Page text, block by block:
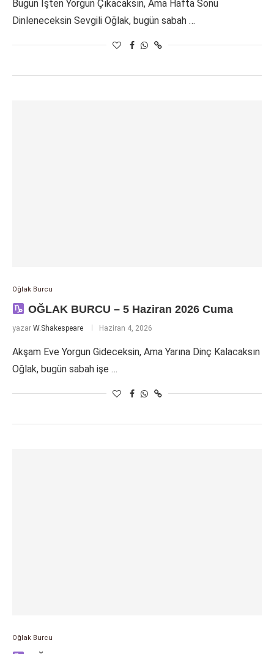
Bugün İşten Yorgun Çıkacaksın, Ama Hafta Sonu
Dinleneceksin Sevgili Oğlak, bugün sabah …
Oğlak Burcu
OĞLAK BURCU – 5 Haziran 2026 Cuma
yazar W.Shakespeare Haziran 4, 2026
Akşam Eve Yorgun Gideceksin, Ama Yarına Dinç Kalacaksın
Oğlak, bugün sabah işe …
Oğlak Burcu